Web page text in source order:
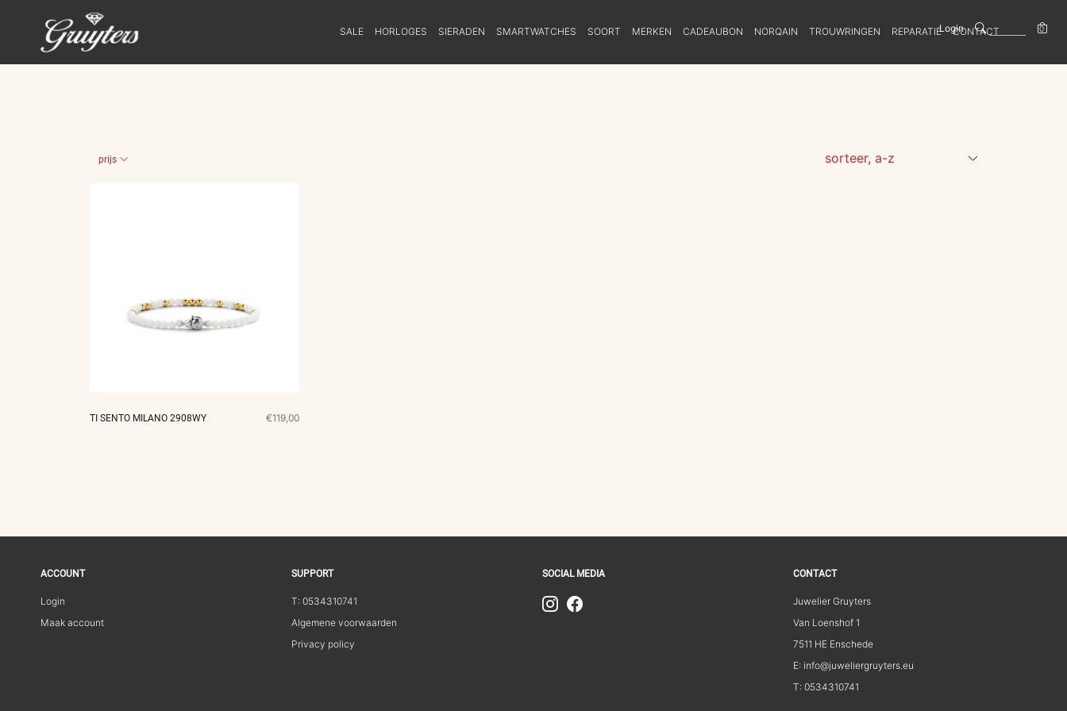
SALE HORLOGES SIERADEN SMARTWATCHES SOORT MERKEN CADEAUBON NORQAIN TROUWRINGEN REPARATIE CONTACT
Login 0
prijs
TI SENTO MILANO 2908WY €119,00
ACCOUNT
Login
Maak account
SUPPORT
T: 0534310741
Algemene voorwaarden
Privacy policy
SOCIAL MEDIA CONTACT
Juwelier Gruyters
Van Loenshof 1
7511 HE Enschede
E: info@juweliergruyters.eu
T: 0534310741